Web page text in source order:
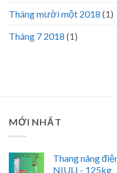
Tháng mười một 2018 (1)
Tháng 7 2018 (1)
MỚI NHẤT
Thang nâng
NIULI - 125kg